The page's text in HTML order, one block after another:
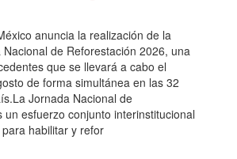
anuncia la realización de la
de Reforestación 2026, una
que se llevará a cabo el
de forma simultánea en las 32
Jornada Nacional de
un esfuerzo conjunto interinstitucional
habilitar y refor